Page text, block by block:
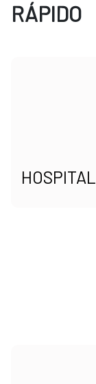
RÁPIDO